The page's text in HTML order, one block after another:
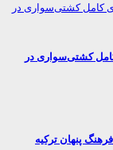
کشتی‌سواری در